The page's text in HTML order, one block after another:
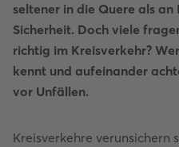
seltener in die Quere als
Sicherheit. Doch viele
richtig im Kreisverkehr?
kennt und aufeinander
vor Unfällen.
Kreisverkehre verunsichern